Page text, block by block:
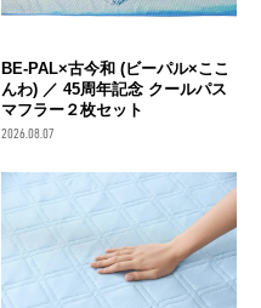
BE-PAL×古今和 (ビーパル×ここ
んわ) ／ 45周年記念 クールパス
マフラー２枚セット
2026.08.07